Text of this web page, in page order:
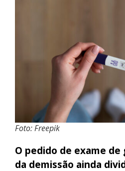
Foto: Freepik
O pedido de exame
da demissão ainda